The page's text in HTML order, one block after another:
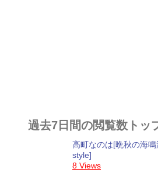
過去7日間の閲覧数トッ
高町なのは[晩秋の海
style]
8 Views